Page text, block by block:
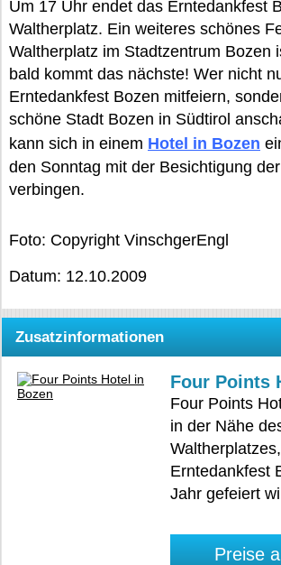
Um 17 Uhr endet das Erntedankfest
Waltherplatz. Ein weiteres schönes
Waltherplatz im Stadtzentrum Bozen
bald kommt das nächste! Wer nicht
Erntedankfest Bozen mitfeiern,
schöne Stadt Bozen in Südtirol
kann sich in einem Hotel in Bozen
den Sonntag mit der Besichtigung
verbingen.
Foto: Copyright VinschgerEngl
Datum: 12.10.2009
Zusatzinformationen
Four Points
Four Points
in der Nähe
Erntedankfest
Jahr gefeiert
Preise